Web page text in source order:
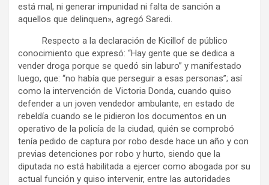
está mal, ni generar impunidad ni falta de sanción a
aquellos que delinquen», agregó Saredi.
Respecto a la declaración de Kicillof de público
conocimiento que expresó: “Hay gente que se dedica a
vender droga porque se quedó sin laburo” y manifestado
luego, que: “no había que perseguir a esas personas”; así
como la intervención de Victoria Donda, cuando quiso
defender a un joven vendedor ambulante, en estado de
rebeldía cuando se le pidieron los documentos en un
operativo de la policía de la ciudad, quién se comprobó
tenía pedido de captura por robo desde hace un año y con
previas detenciones por robo y hurto, siendo que la
diputada no está habilitada a ejercer como abogada por su
actual función y quiso intervenir, entre las autoridades